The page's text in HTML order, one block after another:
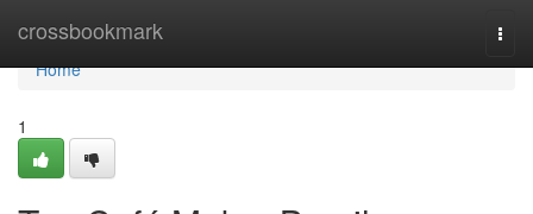
crossbookmark
Home
Home
1